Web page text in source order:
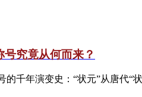
究竟从何而来？
的千年演变史：“状元”从唐代“